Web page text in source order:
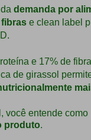
demanda por
e clean label
e 17% de
de girassol
você entende como
produto.